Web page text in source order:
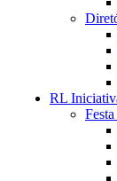
RL